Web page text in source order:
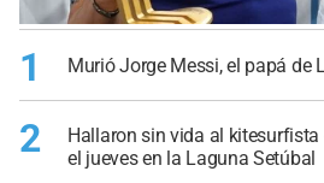
1 Murió Jorge Messi, el papá de
2
Hallaron sin vida al
el jueves en la Laguna Setúbal